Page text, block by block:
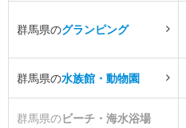
群馬県のグランピング
群馬県の水族館・動物園
群馬県のビーチ・海水浴場